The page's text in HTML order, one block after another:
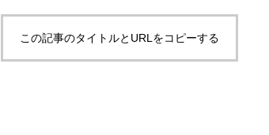
この記事のタイトルとURLをコピーする